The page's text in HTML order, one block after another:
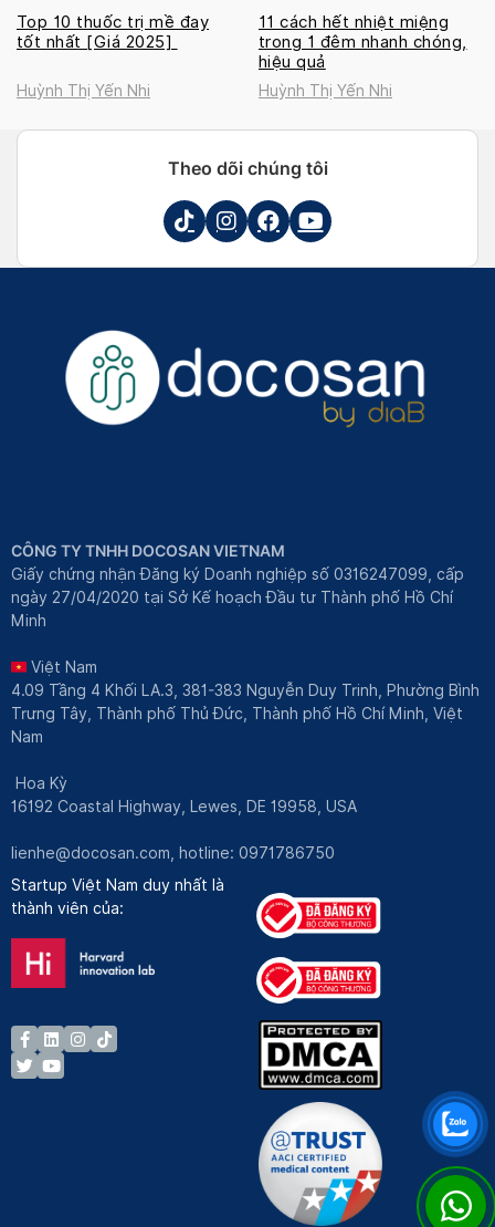
Top 10 thuốc trị mề đay
tốt nhất [Giá 2025]
Huỳnh Thị Yến Nhi
11 cách hết nhiệt miệng
trong 1 đêm nhanh chóng,
hiệu quả
Huỳnh Thị Yến Nhi
Theo dõi chúng tôi
CÔNG TY TNHH DOCOSAN VIETNAM
Giấy chứng nhận Đăng ký Doanh nghiệp số 0316247099, cấp
ngày 27/04/2020 tại Sở Kế hoạch Đầu tư Thành phố Hồ Chí
Minh
Việt Nam
4.09 Tầng 4 Khối LA.3, 381-383 Nguyễn Duy Trinh, Phường Bình
Trưng Tây, Thành phố Thủ Đức, Thành phố Hồ Chí Minh, Việt
Nam
Hoa Kỳ
16192 Coastal Highway, Lewes, DE 19958, USA
lienhe@docosan.com , hotline: 0971786750
Startup Việt Nam duy nhất là
thành viên của: